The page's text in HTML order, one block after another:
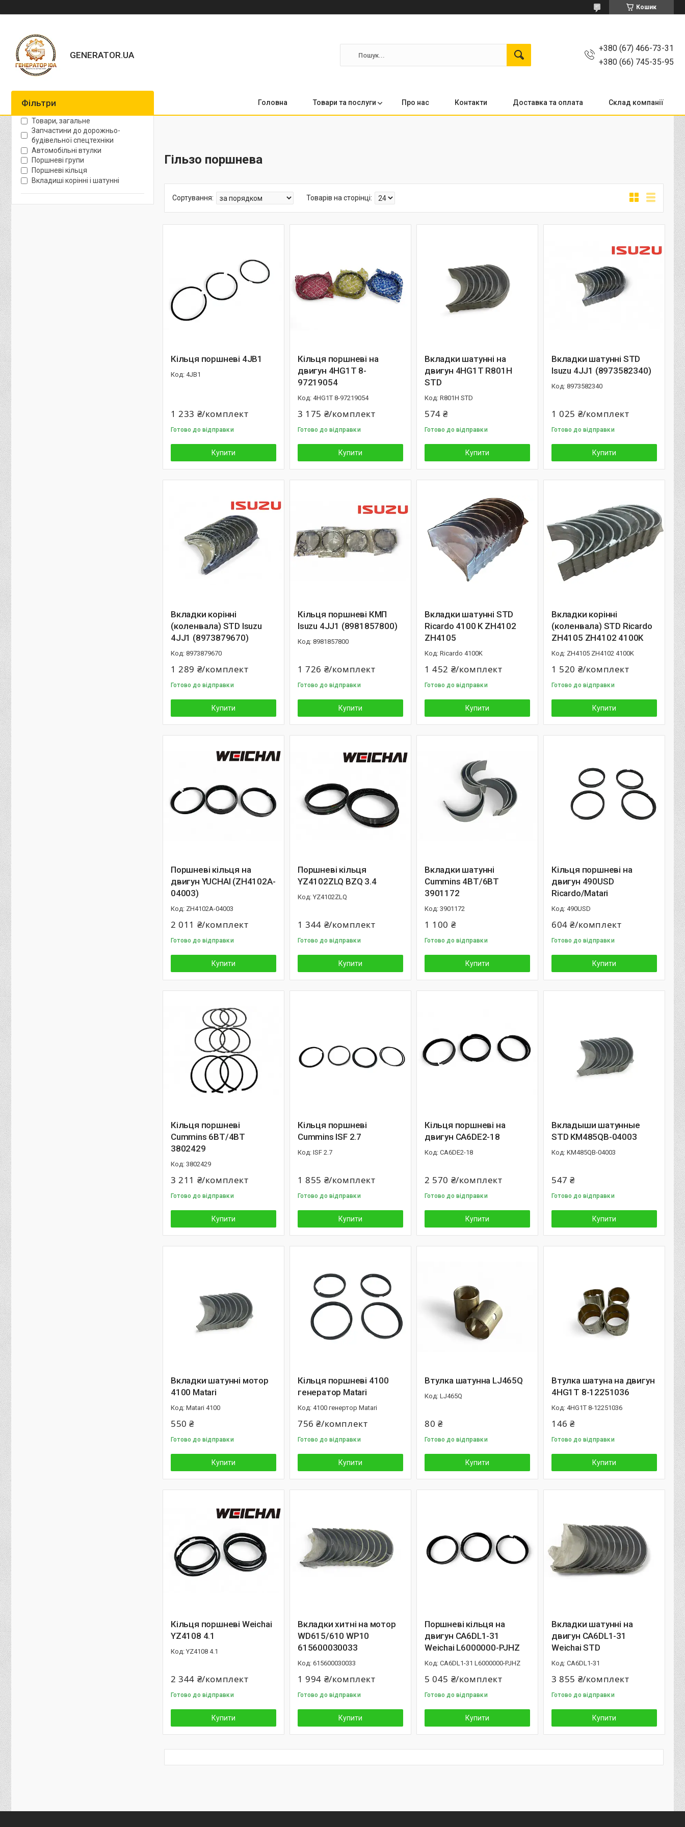
Кошик
GENERATOR.UA
+380 (67) 466-73-31
+380 (66) 745-35-95
Головна Товари та послуги Про нас Контакти Доставка та оплата Склад компанії
Гільзо поршнева
Кільця поршневі 4JB1
4JB1
1 233 ₴/комплект
Готово до відправки
Купити
Кільця поршневі на
двигун 4HG1T 8-
97219054
4HG1T 8-97219054
3 175 ₴/комплект
Готово до відправки
Купити
Вкладки шатунні на
двигун 4HG1T R801H
STD
R801H STD
574 ₴
Готово до відправки
Купити
Вкладки шатунні STD
Isuzu 4JJ1 (8973582340)
8973582340
1 025 ₴/комплект
Готово до відправки
Купити
Вкладки корінні
(коленвала) STD Isuzu
4JJ1 (8973879670)
8973879670
1 289 ₴/комплект
Готово до відправки
Купити
Кільця поршневі КМП
Isuzu 4JJ1 (8981857800)
8981857800
1 726 ₴/комплект
Готово до відправки
Купити
Вкладки шатунні STD
Ricardo 4100 K ZH4102
ZH4105
Ricardo 4100K
1 452 ₴/комплект
Готово до відправки
Купити
Вкладки корінні
(коленвала) STD Ricardo
ZH4105 ZH4102 4100K
ZH4105 ZH4102 4100K
1 520 ₴/комплект
Готово до відправки
Купити
Поршневі кільця на
двигун YUCHAI (ZH4102A-
04003)
ZH4102A-04003
2 011 ₴/комплект
Готово до відправки
Купити
Поршневі кільця
YZ4102ZLQ BZQ 3.4
YZ4102ZLQ
1 344 ₴/комплект
Готово до відправки
Купити
Вкладки шатунні
Cummins 4BT/6BT
3901172
3901172
1 100 ₴
Готово до відправки
Купити
Кільця поршневі на
двигун 490USD
Ricardo/Matari
490USD
604 ₴/комплект
Готово до відправки
Купити
Кільця поршневі
Cummins 6BT/4BT
3802429
3802429
3 211 ₴/комплект
Готово до відправки
Купити
Кільця поршневі
Cummins ISF 2.7
ISF 2.7
1 855 ₴/комплект
Готово до відправки
Купити
Кільця поршневі на
двигун CA6DE2-18
CA6DE2-18
2 570 ₴/комплект
Готово до відправки
Купити
Вкладыши шатунные
STD KM485QB-04003
KM485QB-04003
547 ₴
Готово до відправки
Купити
Вкладки шатунні мотор
4100 Matari
Matari 4100
550 ₴
Готово до відправки
Купити
Кільця поршневі 4100
генератор Matari
4100 генертор Matari
756 ₴/комплект
Готово до відправки
Купити
Втулка шатунна LJ465Q
LJ465Q
80 ₴
Готово до відправки
Купити
Втулка шатуна на двигун
4HG1T 8-12251036
4HG1T 8-12251036
146 ₴
Готово до відправки
Купити
Кільця поршневі Weichai
YZ4108 4.1
YZ4108 4.1
2 344 ₴/комплект
Готово до відправки
Купити
Вкладки хитні на мотор
WD615/610 WP10
615600030033
615600030033
1 994 ₴/комплект
Готово до відправки
Купити
Поршневі кільця на
двигун CA6DL1-31
Weichai L6000000-PJHZ
CA6DL1-31 L6000000-PJHZ
5 045 ₴/комплект
Готово до відправки
Купити
Вкладки шатунні на
двигун CA6DL1-31
Weichai STD
CA6DL1-31
3 855 ₴/комплект
Готово до відправки
Купити
Фільтри
Товари, загальне
Запчастини до дорожньо-
будівельної спецтехніки
Автомобільні втулки
Поршневі групи
Поршневі кільця
Вкладиші корінні і шатунні